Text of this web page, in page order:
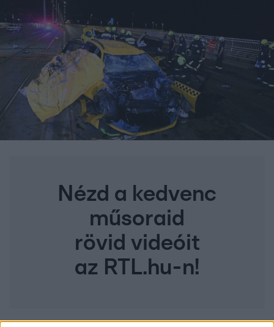
Nézd a kedvenc
műsoraid
rövid videóit
az RTL.hu-n!